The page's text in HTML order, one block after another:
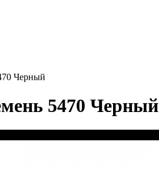
Черный
5470 Черный